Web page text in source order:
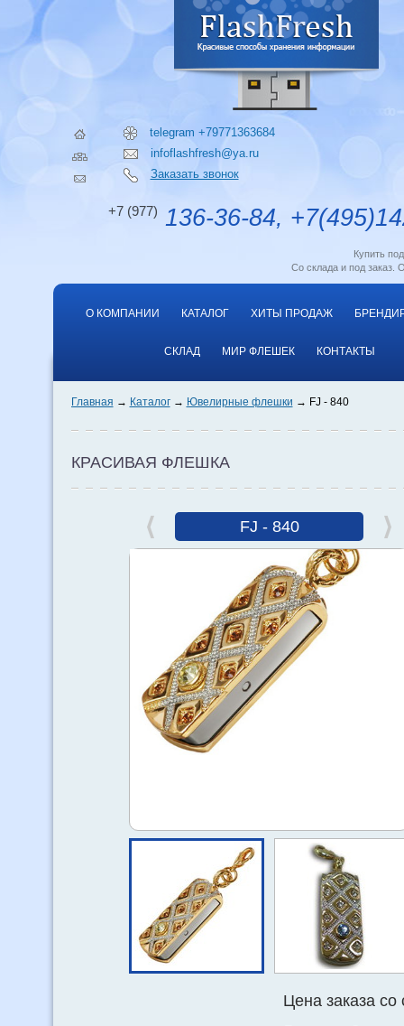
telegram +79771363684
infoflashfresh@ya.ru
Заказать звонок
+7 (977) 136-36-84,
Купить
Со склада и под заказ.
О КОМПАНИИ КАТАЛОГ ХИТЫ ПРОДАЖ
СКЛАД МИР ФЛЕШЕК КОНТАКТЫ
Главная Каталог Ювелирные флешки FJ - 840
КРАСИВАЯ ФЛЕШКА
FJ - 840
Цена заказа со